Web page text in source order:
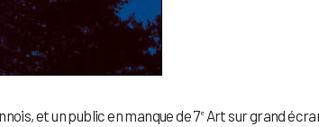
et un public en manque de 7eArt sur grand